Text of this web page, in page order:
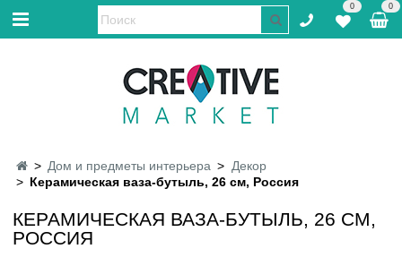
0 0
Дом и предметы интерьера
Декор
Керамическая ваза-бутыль, 26 см, Россия
КЕРАМИЧЕСКАЯ ВАЗА-БУТЫЛЬ, 26 СМ,
РОССИЯ